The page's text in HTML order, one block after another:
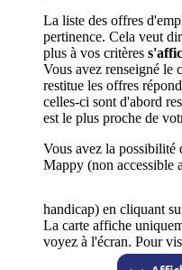
La liste des offres
pertinence. Cela veut
plus à vos critères
Vous avez renseigné le
restitue les offres
celles-ci sont d'abord
est le plus proche de
Vous avez la possibilité
Mappy (non accessible
handicap) en cliquant
La carte affiche
voyez à l'écran. Pour